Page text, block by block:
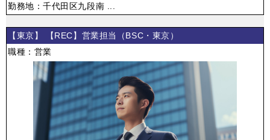
勤務地：千代田区九段南 ...
【東京】 【REC】営業担当（BSC・東京）
職種：営業